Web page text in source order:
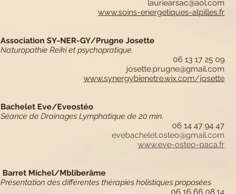
lauriearsac@aol.com
www.soins-energetiques-alpilles.fr
Association SY-NER-GY/Prugne Josette
Naturopathie Reiki et psychopratique.
06 13 17 25 09
josette.prugne@gmail.com
www.synergybienetre.wix.com/josette
Bachelet Eve/Eveostéo
Séance de Drainages Lymphatique de 20 min.
06 14 47 94 47
evebachelet.osteo@gmail.com
www.eve-osteo-paca.fr
Barret Michel/Mbliberâme
Présentation des différentes thérapies holistiques proposées
06 16 66 08 14